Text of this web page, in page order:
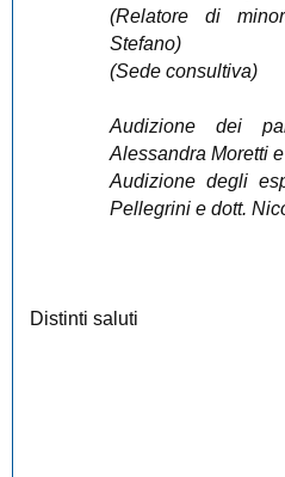
(Relatore di
Stefano)
(Sede consultiva)
Audizione dei
Alessandra Moretti
Audizione degli
Pellegrini e dott.
Distinti saluti